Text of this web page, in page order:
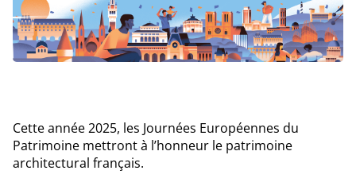
Cette année 2025, les Journées Européennes du
Patrimoine mettront à l’honneur le patrimoine
architectural français.